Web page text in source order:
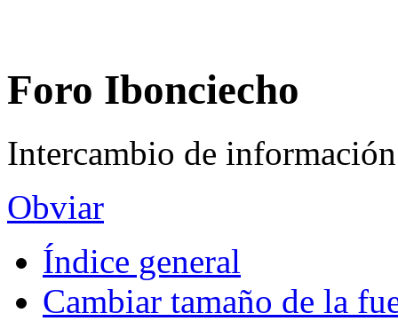
Foro Ibonciecho
Intercambio de información
Obviar
Índice general
Cambiar tamaño de la